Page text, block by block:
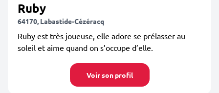
Ruby
64170, Labastide-Cézéracq
Ruby est très joueuse, elle adore se prélasser au
soleil et aime quand on s’occupe d’elle.
Voir son profil